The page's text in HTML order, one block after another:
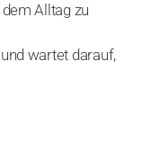
Alltag zu
wartet darauf,